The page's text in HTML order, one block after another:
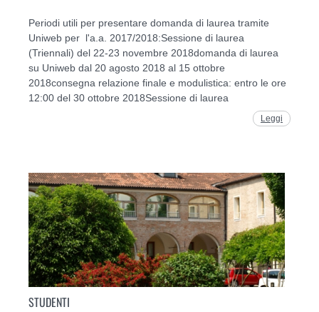
Periodi utili per presentare domanda di laurea tramite
Uniweb per l'a.a. 2017/2018:Sessione di laurea
(Triennali) del 22-23 novembre 2018domanda di laurea
su Uniweb dal 20 agosto 2018 al 15 ottobre
2018consegna relazione finale e modulistica: entro le ore
12:00 del 30 ottobre 2018Sessione di laurea
Leggi
STUDENTI